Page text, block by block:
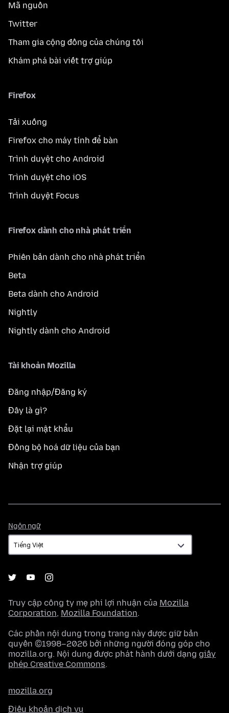
Mã nguồn
Twitter
Tham gia cộng đồng của chúng tôi
Khám phá bài viết trợ giúp
Firefox
Tải xuống
Firefox cho máy tính để bàn
Trình duyệt cho Android
Trình duyệt cho iOS
Trình duyệt Focus
Firefox dành cho nhà phát triển
Phiên bản dành cho nhà phát triển
Beta
Beta dành cho Android
Nightly
Nightly dành cho Android
Tài khoản Mozilla
Đăng nhập/Đăng ký
Đây là gì?
Đặt lại mật khẩu
Đồng bộ hoá dữ liệu của bạn
Nhận trợ giúp
Ngôn ngữ
ngữ
Truy cập công ty mẹ phi lợi nhuận của Mozilla
Corporation, Mozilla Foundation.
Các phần nội dung trong trang này được giữ bản
quyền ©1998–2026 bởi những người đóng góp cho
mozilla.org. Nội dung được phát hành dưới dạng giấy
phép Creative Commons.
mozilla.org
Điều khoản dịch vụ